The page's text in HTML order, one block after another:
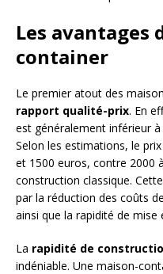
Les avantages
container
Le premier atout des
rapport qualité-prix. En
est généralement inférieur
Selon les estimations, le
et 1500 euros, contre 2000
construction classique.
par la réduction des coûts
ainsi que la rapidité de
La rapidité de
indéniable. Une maison-